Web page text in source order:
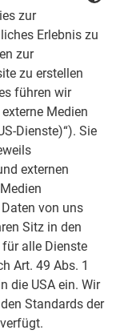
zur
Erlebnis zu
zur
zu erstellen
führen wir
Medien
Dienste)“). Sie
externen
von uns
Sitz in den
alle Dienste
Art. 49 Abs. 1
die USA ein. Wir
Standards der
die